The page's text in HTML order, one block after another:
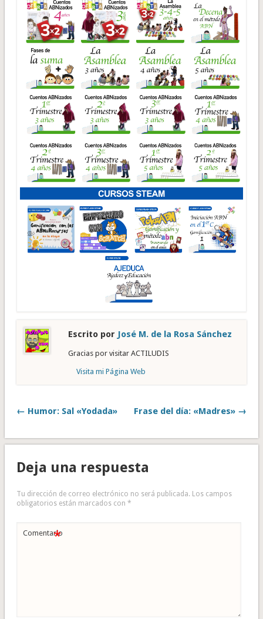
Escrito por José M. de la Rosa Sánchez
Gracias por visitar ACTILUDIS
Visita mi Página Web
← Humor: Sal «Yodada» Frase del día: «Madres» →
Deja una respuesta
Tu dirección de correo electrónico no será publicada. Los campos
obligatorios están marcados con *
Comentario
*